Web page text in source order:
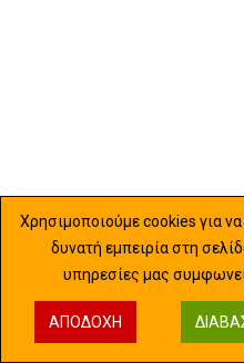
Χρησιμοποιούμε cookies για
δυνατή εμπειρία στη
υπηρεσίες μας
ΑΠΟΔΟΧΉ